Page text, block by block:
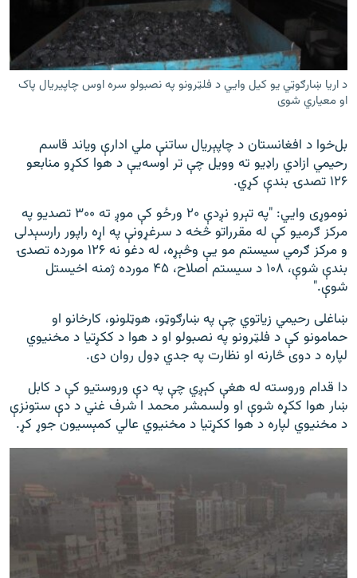
د اریا ښارګوټي یو کیل وايي د فلټرونو په نصبولو سره اوس چاپیریال پاک
او معیاري شوی
بل‌خوا د افغانستان د چاپېریال ساتنې ملي ادارې ویاند قاسم
رحیمي ازادي راډیو ته وویل چې تر اوسه‌یې د هوا ککړو منابعو
۱۲۶ تصدۍ بندې کړي.
نوموړی وايي: "په تېرو نږدې ۲۰ ورځو کې موږ ته ۳۰۰ تصدیو په
مرکز ګرمیو کې له مقرراتو څخه د سرغړونې په اړه راپور رارسېدلی
و مرکز ګرمي سیستم مو یې وڅېړه، له دغو نه ۱۲۶ مورده تصدۍ
بندې شوې، ۱۰۸ د سیستم اصلاح، ۴۵ مورده ژمنه اخیستل
شوې."
ښاغلی رحیمي زیاتوي چې په ښارګوټو، هوټلونو، کارخانو او
حمامونو کې د فلټرونو په نصبولو او د هوا د ککړتیا د مخنیوي
لپاره د دوی څارنه او نظارت په جدي ډول روان دی.
دا قدام وروسته له هغې کېږي چې په دې وروستیو کې د کابل
ښار هوا ککړه شوې او ولسمشر محمد ا شرف غني د دې ستونزې
د مخنیوي لپاره د هوا ککړتیا د مخنیوي عالي کمېسیون جوړ کړ.